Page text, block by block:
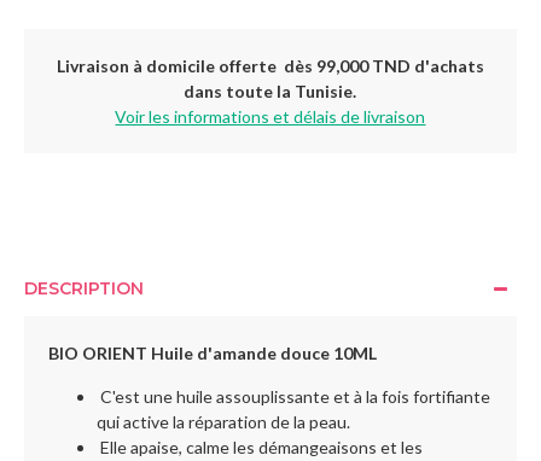
Livraison à domicile offerte dès 99,000 TND d'achats
dans toute la Tunisie.
Voir les informations et délais de livraison
DESCRIPTION
BIO ORIENT Huile d'amande douce 10ML
C'est une huile assouplissante et à la fois fortifiante
qui active la réparation de la peau.
Elle apaise, calme les démangeaisons et les